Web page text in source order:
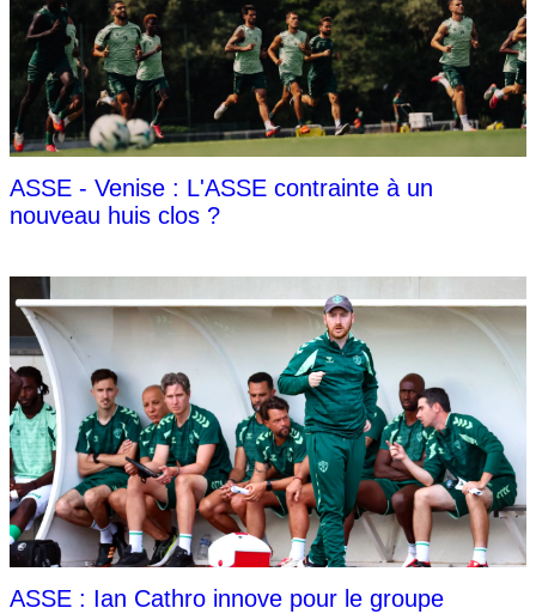
ASSE - Venise : L'ASSE contrainte à un
nouveau huis clos ?
ASSE : Ian Cathro innove pour le groupe